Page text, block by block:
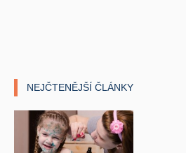
NEJČTENĚJŠÍ ČLÁNKY